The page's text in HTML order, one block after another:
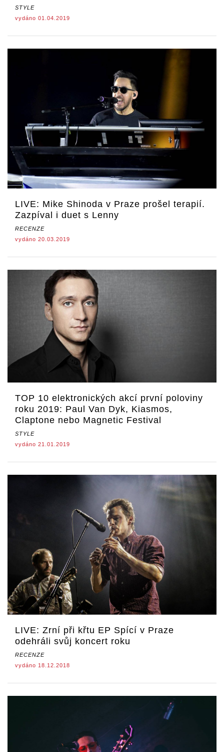
STYLE
vydáno 01.04.2019
LIVE: Mike Shinoda v Praze prošel terapií.
Zazpíval i duet s Lenny
RECENZE
vydáno 20.03.2019
TOP 10 elektronických akcí první poloviny
roku 2019: Paul Van Dyk, Kiasmos,
Claptone nebo Magnetic Festival
STYLE
vydáno 21.01.2019
LIVE: Zrní při křtu EP Spící v Praze
odehráli svůj koncert roku
RECENZE
vydáno 18.12.2018